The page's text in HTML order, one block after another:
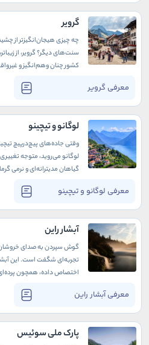
بی‌همتا برای عاشقان سفر و
گرویر
معرفی گرویر
چه چیزی هیجان‌انگیزتر از
سنت‌های دیگر؟ گرویر، از
کشور چنان وهم‌انگیز و
می‌گویید: «این که واقعی
لوگانو و تیچینو
معرفی لوگانو و تیچینو
وقتی جاده‌های پیچ‌درپیچ
لوگانو می‌روید، متوجه
گیاهان مدیترانه‌ای و نرمی
می‌دهد.
آبشار راین
معرفی آبشار راین
گوش سپردن به صدای خروشان
تجربه‌ای شگفت است. این
اختصاص داده، همچون
است که سفر به آن سفری به
پارک ملی سوئیس